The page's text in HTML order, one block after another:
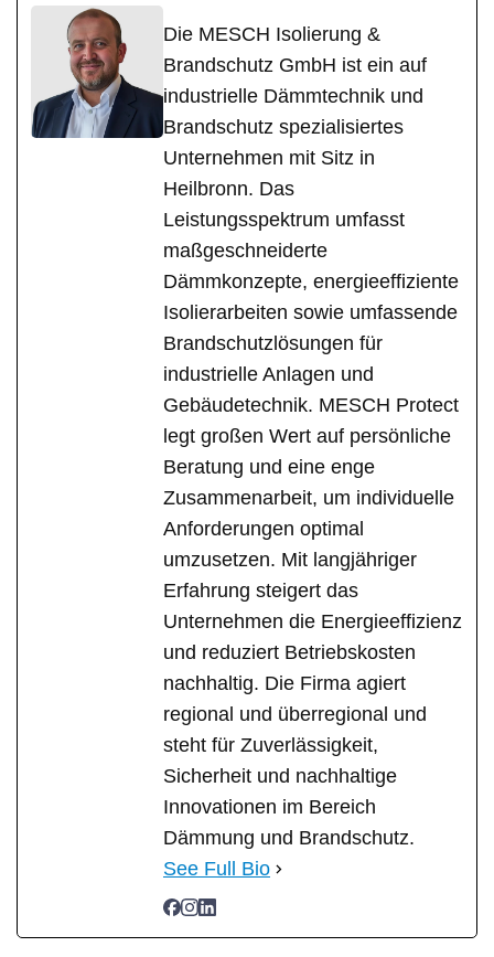
Die MESCH Isolierung &
Brandschutz GmbH ist ein auf
industrielle Dämmtechnik und
Brandschutz spezialisiertes
Unternehmen mit Sitz in
Heilbronn. Das
Leistungsspektrum umfasst
maßgeschneiderte
Dämmkonzepte, energieeffiziente
Isolierarbeiten sowie umfassende
Brandschutzlösungen für
industrielle Anlagen und
Gebäudetechnik. MESCH Protect
legt großen Wert auf persönliche
Beratung und eine enge
Zusammenarbeit, um individuelle
Anforderungen optimal
umzusetzen. Mit langjähriger
Erfahrung steigert das
Unternehmen die Energieeffizienz
und reduziert Betriebskosten
nachhaltig. Die Firma agiert
regional und überregional und
steht für Zuverlässigkeit,
Sicherheit und nachhaltige
Innovationen im Bereich
Dämmung und Brandschutz.
See Full Bio